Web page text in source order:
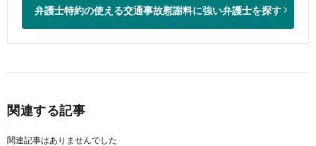
弁護士特約の使える交通事故慰謝料に強い弁護士を探す
関連する記事
関連記事はありませんでした